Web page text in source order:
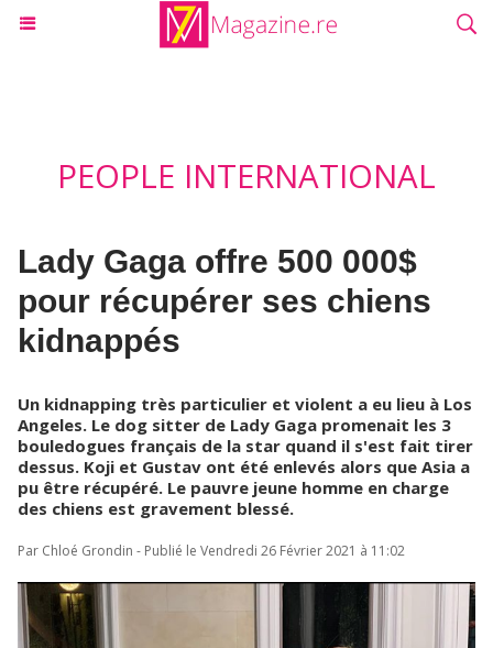
PEOPLE INTERNATIONAL
Lady Gaga offre 500 000$
pour récupérer ses chiens
kidnappés
Un kidnapping très particulier et violent a eu lieu à Los
Angeles. Le dog sitter de Lady Gaga promenait les 3
bouledogues français de la star quand il s'est fait tirer
dessus. Koji et Gustav ont été enlevés alors que Asia a
pu être récupéré. Le pauvre jeune homme en charge
des chiens est gravement blessé.
Par Chloé Grondin - Publié le Vendredi 26 Février 2021 à 11:02